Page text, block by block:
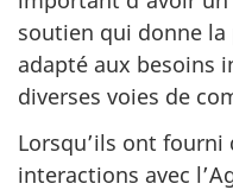
soutien qui donne
adapté aux besoins
diverses voies de
Lorsqu’ils ont
interactions avec